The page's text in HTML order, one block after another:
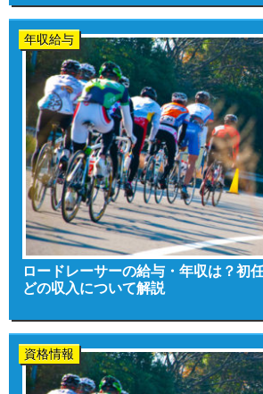
年収給与
ロードレーサーの給与・年収は？初
どの収入について解説
資格情報